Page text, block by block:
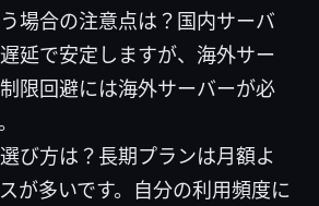
場合の注意点は？国内サーバ
延で安定しますが、海外サー
限回避には海外サーバーが必
び方は？長期プランは月額よ
が多いです。自分の利用頻度に